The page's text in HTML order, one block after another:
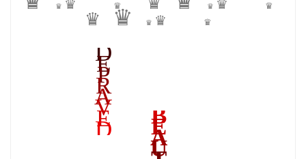
♛ ♛ ♛ ♛ ♛ ♛
♛ ♛ ♛ ♛ ♛
D
E
P
R
A
V
E
D
B
E
A
U